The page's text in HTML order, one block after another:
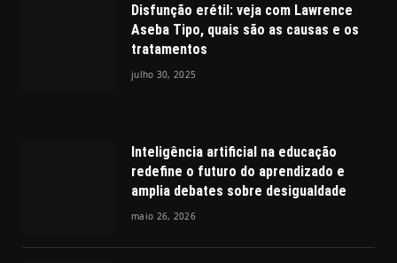
Disfunção erétil: veja com Lawrence
Aseba Tipo, quais são as causas e os
tratamentos
julho 30, 2025
Inteligência artificial na educação
redefine o futuro do aprendizado e
amplia debates sobre desigualdade
maio 26, 2026